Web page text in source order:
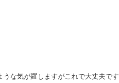
な気が羅しますがこれで大丈夫です